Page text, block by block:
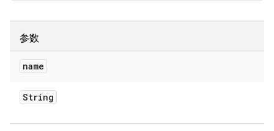
参数
name
String